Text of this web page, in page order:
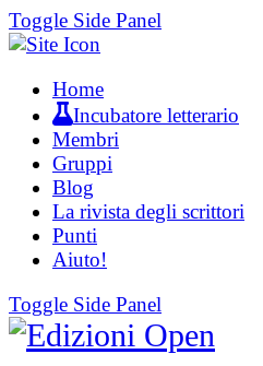
Toggle Side Panel
Home
Incubatore letterario
Membri
Gruppi
Blog
La rivista degli scrittori
Punti
Aiuto!
Toggle Side Panel